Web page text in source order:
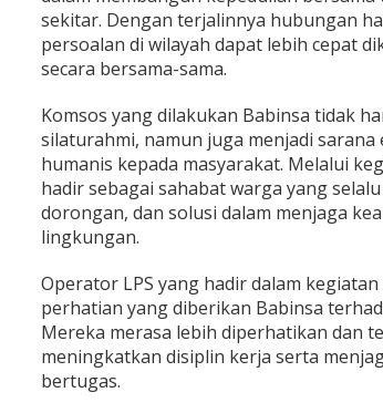
s
o
s
B
r
s
a
m
a
O
p
e
a
t
o
r
L
P
sekitar. Dengan terjalinnya hubungan
persoalan di wilayah dapat lebih cepat
secara bersama-sama.
Komsos yang dilakukan Babinsa tidak
silaturahmi, namun juga menjadi sarana
humanis kepada masyarakat. Melalui
hadir sebagai sahabat warga yang
dorongan, dan solusi dalam menjaga
lingkungan.
Operator LPS yang hadir dalam
perhatian yang diberikan Babinsa
Mereka merasa lebih diperhatikan dan
meningkatkan disiplin kerja serta
bertugas.